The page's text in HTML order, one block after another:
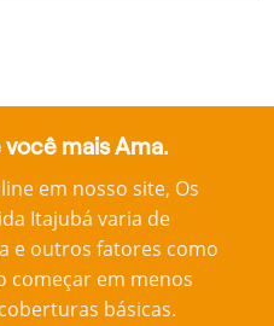
você mais Ama.
em nosso site, Os
Itajubá varia de
e outros fatores como
começar em menos
básicas.